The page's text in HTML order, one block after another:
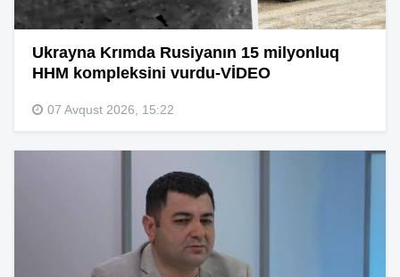
Ukrayna Krımda Rusiyanın 15 milyonluq
HHM kompleksini vurdu-VİDEO
07 Avqust 2026, 15:22